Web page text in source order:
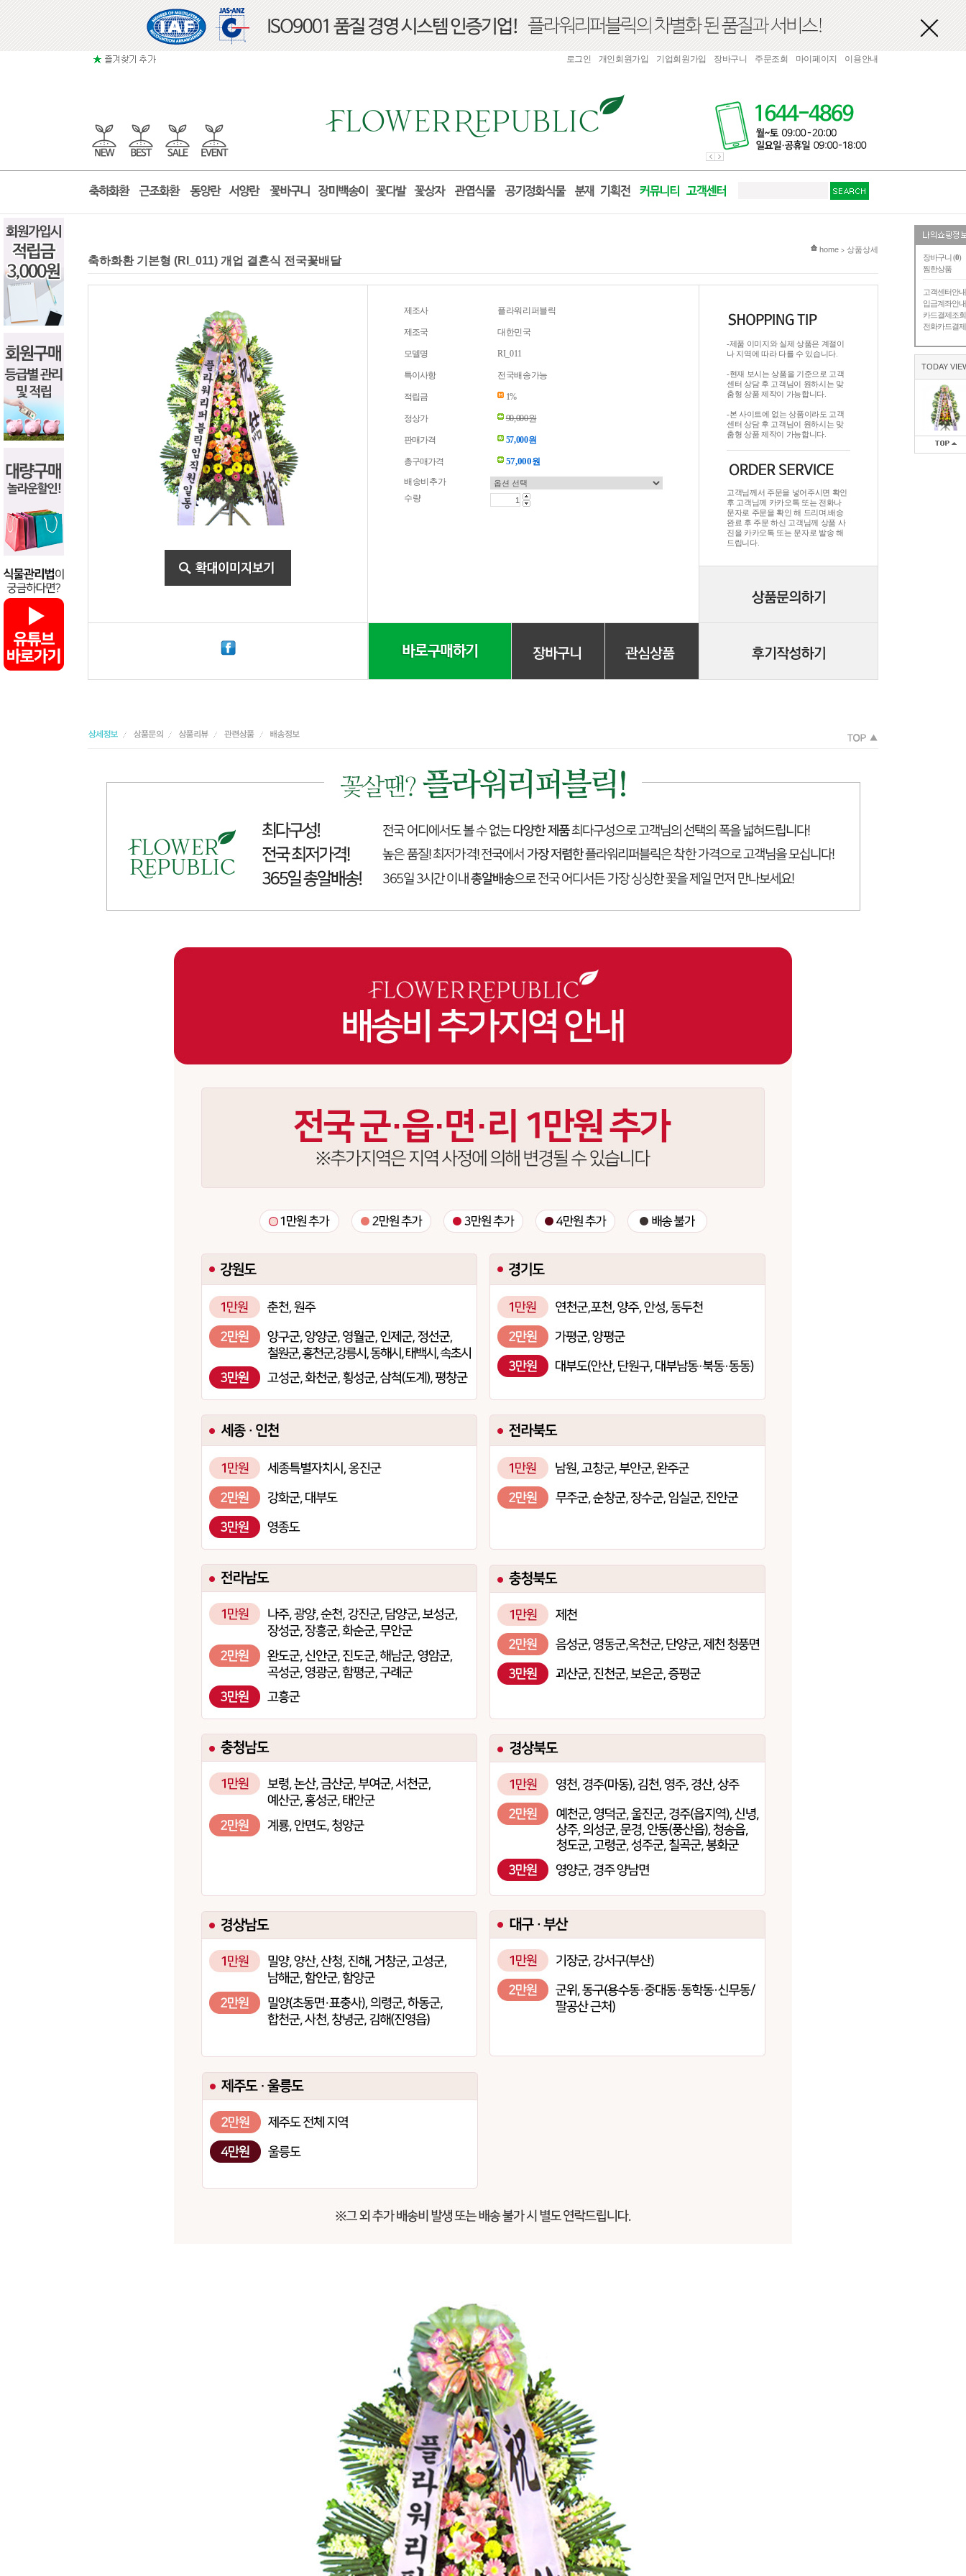
장바구니 (0)
찜한상품
고객센터안내
입금계좌안내
카드결제조회
전화카드결제
TODAY
로그인 개인회원가입 기업회원가입 장바구니 주문조회 마이페이지 이용안내
현재 위치
home > 상품상세
축하화환 기본형 (RI_011) 개업 결혼식 전국꽃배달
제조사 플라워리퍼블릭
제조국 대한민국
모델명 RI_011
특이사항 전국배송가능
적립금 1%
정상가 90,000원
판매가격 57,000원
총구매가격 57,000원
배송비추가
수량
-제품 이미지와 실제 상품은 계절이
나 지역에 따라 다를 수 있습니다.
-현재 보시는 상품을 기준으로 고객
센터 상담 후 고객님이 원하시는 맞
춤형 상품 제작이 가능합니다.
-본 사이트에 없는 상품이라도 고객
센터 상담 후 고객님이 원하시는 맞
춤형 상품 제작이 가능합니다.
고객님께서 주문을 넣어주시면 확인
후 고객님께 카카오톡 또는 전화나
문자로 주문을 확인 해 드리며.배송
완료 후 주문 하신 고객님께 상품 사
진을 카카오톡 또는 문자로 발송 해
드립니다.